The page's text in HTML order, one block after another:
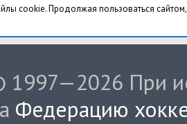
cookie. Продолжая пользоваться
1997—2026 При
Федерацию